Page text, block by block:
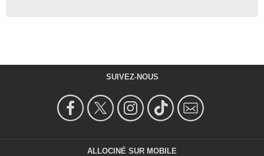
SUIVEZ-NOUS
ALLOCINÉ SUR MOBILE